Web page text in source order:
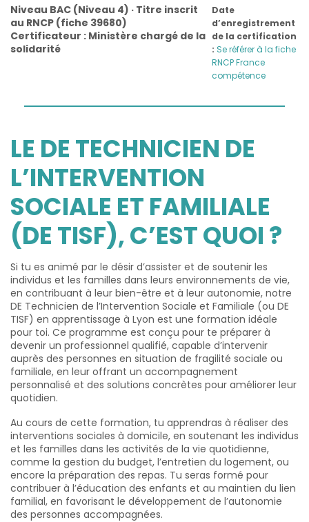
Niveau BAC (Niveau 4) · Titre inscrit
au RNCP (fiche 39680)
Certificateur : Ministère chargé de la
solidarité
Date
d’enregistrement
de la certification
: Se référer à la fiche
RNCP France
compétence
LE DE TECHNICIEN DE
L’INTERVENTION
SOCIALE ET FAMILIALE
(DE TISF), C’EST QUOI ?
Si tu es animé par le désir d’assister et de soutenir les
individus et les familles dans leurs environnements de vie,
en contribuant à leur bien-être et à leur autonomie, notre
DE Technicien de l’Intervention Sociale et Familiale (ou DE
TISF) en apprentissage à Lyon est une formation idéale
pour toi. Ce programme est conçu pour te préparer à
devenir un professionnel qualifié, capable d’intervenir
auprès des personnes en situation de fragilité sociale ou
familiale, en leur offrant un accompagnement
personnalisé et des solutions concrètes pour améliorer leur
quotidien.
Au cours de cette formation, tu apprendras à réaliser des
interventions sociales à domicile, en soutenant les individus
et les familles dans les activités de la vie quotidienne,
comme la gestion du budget, l’entretien du logement, ou
encore la préparation des repas. Tu seras formé pour
contribuer à l’éducation des enfants et au maintien du lien
familial, en favorisant le développement de l’autonomie
des personnes accompagnées.